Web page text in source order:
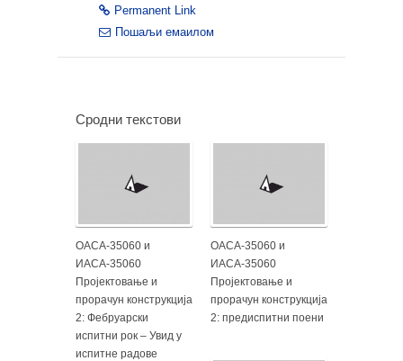
Permanent Link
Пошаљи емаилом
Сродни текстови
ОАСА-35060 и
ИАСА-35060
Пројектовање и
прорачун конструкција
2: Фебруарски
испитни рок – Увид у
испитне радове
ОАСА-35060 и
ИАСА-35060
Пројектовање и
прорачун конструкција
2: предиспитни поени